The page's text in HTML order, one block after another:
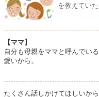
を教えていた
【ママ】
自分も母親をママと呼んでい
愛いから。
たくさん話しかけてほしいか